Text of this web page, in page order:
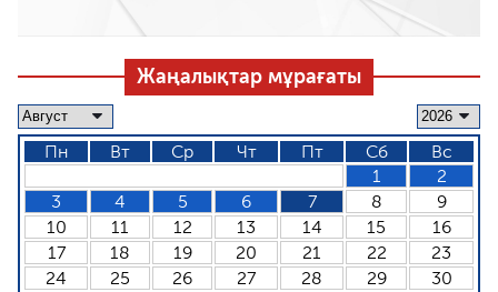
Жаңалықтар мұрағаты
Пн Вт Ср Чт Пт Сб
Вс
1
2
3
4 5 6 7 8
9
10
11 12 13 14 15
16
17
18 19 20 21 22
23
24
25 26 27 28 29
30